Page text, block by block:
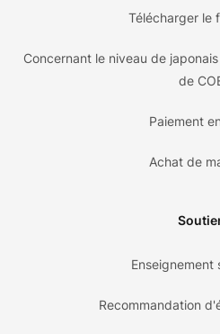
Télécharger le
Concernant le niveau de
de
Paiement
Achat de
Enseignement
Recommandation